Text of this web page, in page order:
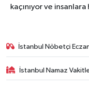
kaçınıyor ve
İstanbul Nöbetçi
İstanbul Namaz